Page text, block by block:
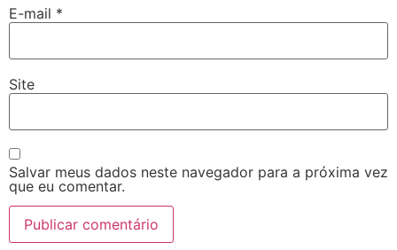
E-mail *
Site
Salvar meus dados neste navegador para a próxima vez
que eu comentar.